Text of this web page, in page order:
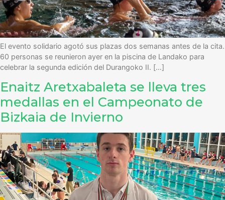
El evento solidario agotó sus plazas dos semanas antes de la cita.
60 personas se reunieron ayer en la piscina de Landako para
celebrar la segunda edición del Durangoko II. […]
Enaitz Aretxabaleta se lleva tres
medallas en el Campeonato de
Bizkaia de Invierno